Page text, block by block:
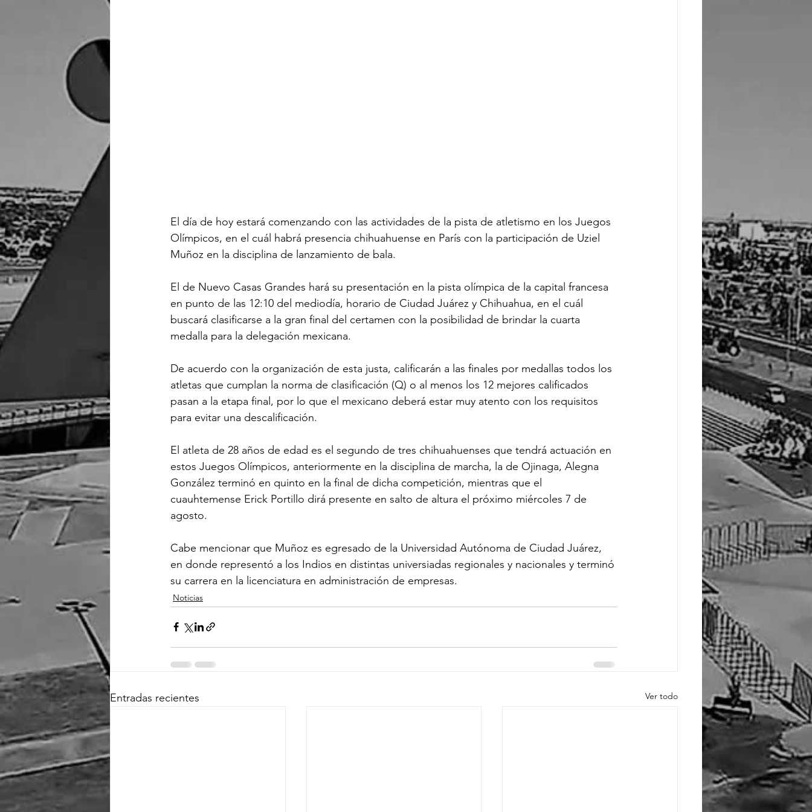
El día de hoy estará comenzando con las actividades de la pista de atletismo en los Juegos
Olímpicos, en el cuál habrá presencia chihuahuense en París con la participación de Uziel
Muñoz en la disciplina de lanzamiento de bala.
El de Nuevo Casas Grandes hará su presentación en la pista olímpica de la capital francesa
en punto de las 12:10 del mediodía, horario de Ciudad Juárez y Chihuahua, en el cuál
buscará clasificarse a la gran final del certamen con la posibilidad de brindar la cuarta
medalla para la delegación mexicana.
De acuerdo con la organización de esta justa, calificarán a las finales por medallas todos los
atletas que cumplan la norma de clasificación (Q) o al menos los 12 mejores calificados
pasan a la etapa final, por lo que el mexicano deberá estar muy atento con los requisitos
para evitar una descalificación.
El atleta de 28 años de edad es el segundo de tres chihuahuenses que tendrá actuación en
estos Juegos Olímpicos, anteriormente en la disciplina de marcha, la de Ojinaga, Alegna
González terminó en quinto en la final de dicha competición, mientras que el
cuauhtemense Erick Portillo dirá presente en salto de altura el próximo miércoles 7 de
agosto.
Cabe mencionar que Muñoz es egresado de la Universidad Autónoma de Ciudad Juárez,
en donde representó a los Indios en distintas universiadas regionales y nacionales y terminó
su carrera en la licenciatura en administración de empresas.
Noticias
Entradas recientes Ver todo